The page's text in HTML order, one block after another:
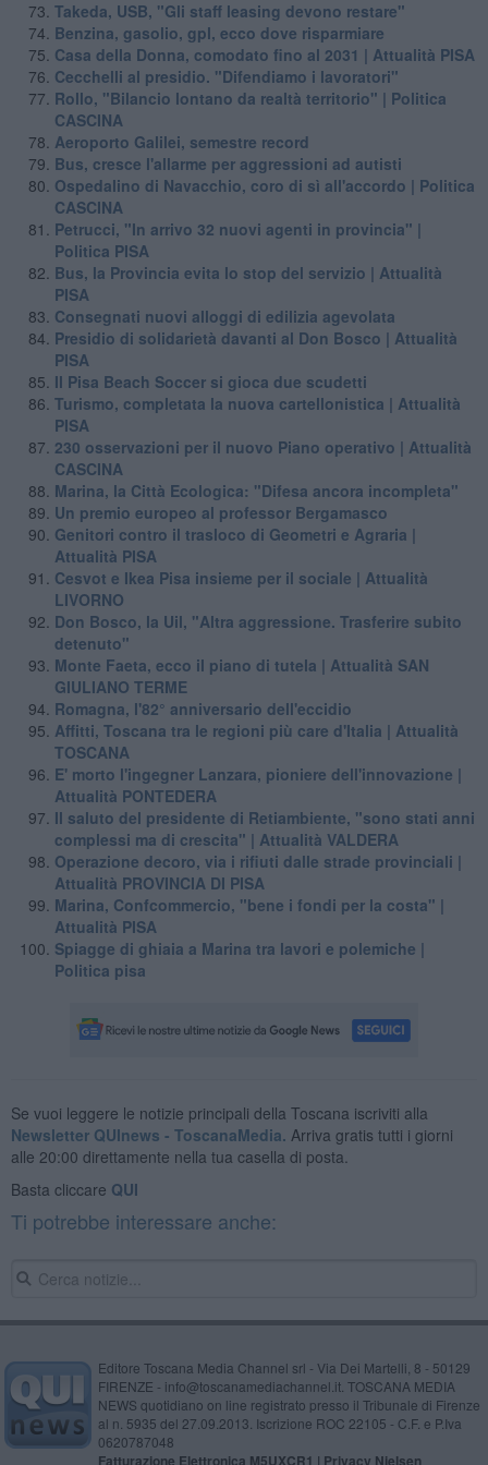
Takeda, USB, "Gli staff leasing devono restare"
Benzina, gasolio, gpl, ecco dove risparmiare
Casa della Donna, comodato fino al 2031 | Attualità PISA
Cecchelli al presidio. "Difendiamo i lavoratori"
Rollo, "Bilancio lontano da realtà territorio" | Politica
CASCINA
Aeroporto Galilei, semestre record
Bus, cresce l'allarme per aggressioni ad autisti
Ospedalino di Navacchio, coro di sì all'accordo | Politica
CASCINA
Petrucci, "In arrivo 32 nuovi agenti in provincia" |
Politica PISA
Bus, la Provincia evita lo stop del servizio | Attualità
PISA
Consegnati nuovi alloggi di edilizia agevolata
Presidio di solidarietà davanti al Don Bosco | Attualità
PISA
Il Pisa Beach Soccer si gioca due scudetti
Turismo, completata la nuova cartellonistica | Attualità
PISA
230 osservazioni per il nuovo Piano operativo | Attualità
CASCINA
Marina, la Città Ecologica: "Difesa ancora incompleta"
Un premio europeo al professor Bergamasco
Genitori contro il trasloco di Geometri e Agraria |
Attualità PISA
Cesvot e Ikea Pisa insieme per il sociale | Attualità
LIVORNO
Don Bosco, la Uil, "Altra aggressione. Trasferire subito
detenuto"
Monte Faeta, ecco il piano di tutela | Attualità SAN
GIULIANO TERME
Romagna, l'82° anniversario dell'eccidio
Affitti, Toscana tra le regioni più care d'Italia | Attualità
TOSCANA
E' morto l'ingegner Lanzara, pioniere dell'innovazione |
Attualità PONTEDERA
Il saluto del presidente di Retiambiente, "sono stati anni
complessi ma di crescita" | Attualità VALDERA
Operazione decoro, via i rifiuti dalle strade provinciali |
Attualità PROVINCIA DI PISA
Marina, Confcommercio, "bene i fondi per la costa" |
Attualità PISA
Spiagge di ghiaia a Marina tra lavori e polemiche |
Politica pisa
Se vuoi leggere le notizie principali della Toscana iscriviti alla
Newsletter QUInews - ToscanaMedia. Arriva gratis tutti i giorni
alle 20:00 direttamente nella tua casella di posta.
Basta cliccare QUI
Ti potrebbe interessare anche:
Editore Toscana Media Channel srl - Via Dei Martelli, 8 - 50129
FIRENZE - info@toscanamediachannel.it. TOSCANA MEDIA
NEWS quotidiano on line registrato presso il Tribunale di Firenze
al n. 5935 del 27.09.2013. Iscrizione ROC 22105 - C.F. e P.Iva
0620787048
Fatturazione Elettronica M5UXCR1 | Privacy Nielsen